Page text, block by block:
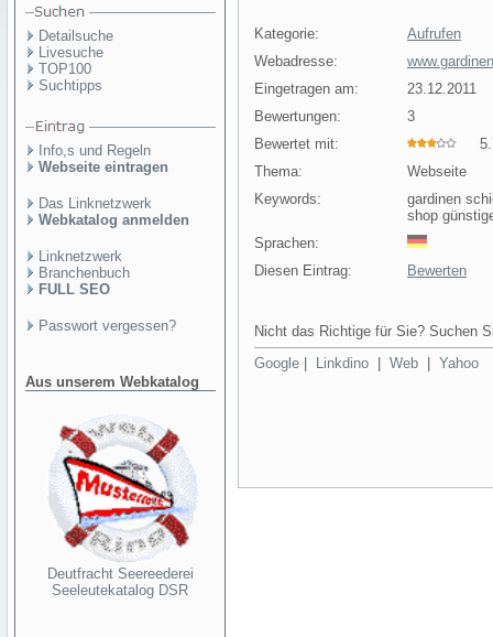
Detailsuche
Livesuche
TOP100
Suchtipps
Info,s und Regeln
Webseite eintragen
Das Linknetzwerk
Webkatalog anmelden
Linknetzwerk
Branchenbuch
FULL SEO
Passwort vergessen?
Aus unserem Webkatalog
Deutfracht Seereederei
Seeleutekatalog DSR
Kategorie:
Aufrufen
Webadresse:
Eingetragen am:
23.12.2011
Bewertungen:
3
Bewertet mit:
Thema:
Webseite
Keywords:
gardinen
shop
Sprachen:
Diesen Eintrag:
Bewerten
Nicht das Richtige für Sie? Suchen
Google
Linkdino Web Yahoo